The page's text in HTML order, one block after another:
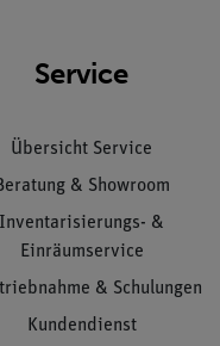
Service
Übersicht Service
& Showroom
Inventarisierungs- &
Einräumservice
& Schulungen
Kundendienst